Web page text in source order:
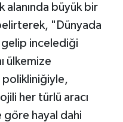
alanında büyük bir
"Dünyada
gelip incelediği
ülkemize
polikliniğiyle,
her türlü aracı
göre hayal dahi